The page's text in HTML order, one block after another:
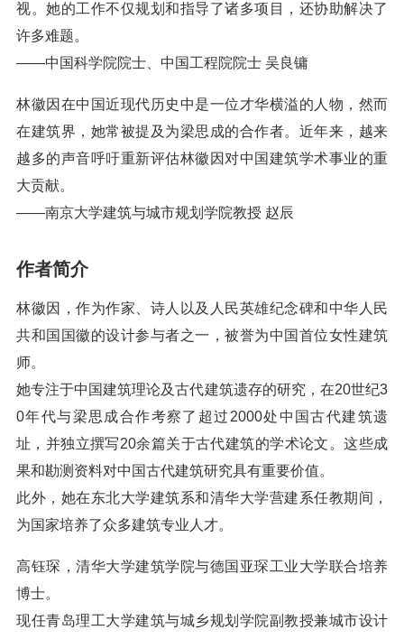
视。她的工作不仅规划和指导了诸多项目，还协助解决了
许多难题。
——中国科学院院士、中国工程院院士 吴良镛
林徽因在中国近现代历史中是一位才华横溢的人物，然而
在建筑界，她常被提及为梁思成的合作者。近年来，越来
越多的声音呼吁重新评估林徽因对中国建筑学术事业的重
大贡献。
——南京大学建筑与城市规划学院教授 赵辰
作者简介
林徽因，作为作家、诗人以及人民英雄纪念碑和中华人民
共和国国徽的设计参与者之一，被誉为中国首位女性建筑
师。
她专注于中国建筑理论及古代建筑遗存的研究，在20世纪3
0年代与梁思成合作考察了超过2000处中国古代建筑遗
址，并独立撰写20余篇关于古代建筑的学术论文。这些成
果和勘测资料对中国古代建筑研究具有重要价值。
此外，她在东北大学建筑系和清华大学营建系任教期间，
为国家培养了众多建筑专业人才。
高钰琛，清华大学建筑学院与德国亚琛工业大学联合培养
博士。
现任青岛理工大学建筑与城乡规划学院副教授兼城市设计